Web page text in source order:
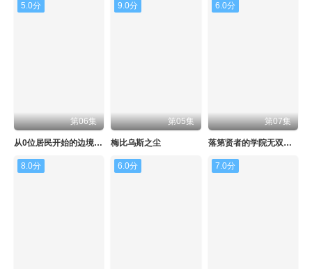
5.0分
第06集
从0位居民开始的边境领主大人
9.0分
第05集
梅比乌斯之尘
6.0分
第07集
落第贤者的学院无双第二回转生，S等级作弊魔术师冒险记
8.0分 6.0分 7.0分